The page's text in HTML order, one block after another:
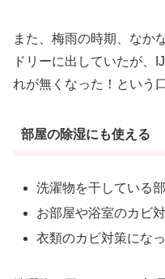
また、梅雨の時期、なか
ドリーに出していたが、
れが無くなった！という
部屋の除湿にも使える
洗濯物を干している
お部屋や浴室のカビ
衣類のカビ対策にな